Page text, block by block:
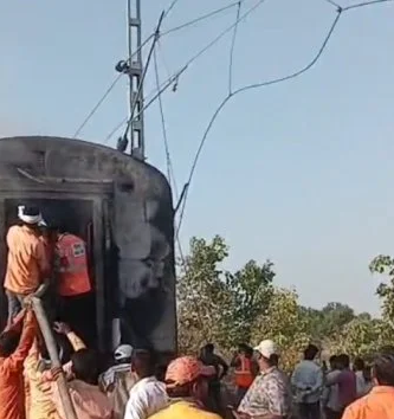
रफ़ी को
फैसला : परिस्थितिजन्य
को आजीवन...
Hemant Bhatt